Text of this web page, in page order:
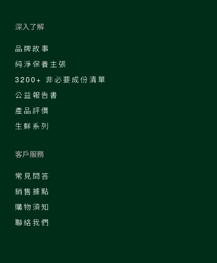
深入了解
品牌故事
純淨保養主張
3200+ 非必要成份清單
公益報告書
產品評價
生鮮系列
客戶服務
常見問答
銷售據點
購物須知
聯絡我們